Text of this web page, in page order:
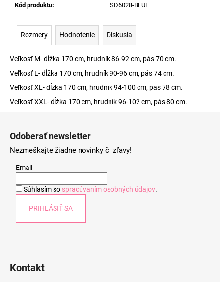
Kód produktu: SD6028-BLUE
Rozmery Hodnotenie Diskusia
Veľkosť M- dĺžka 170 cm, hrudník 86-92 cm, pás 70 cm.
Veľkosť L- dĺžka 170 cm, hrudník 90-96 cm, pás 74 cm.
Veľkosť XL- dĺžka 170 cm, hrudník 94-100 cm, pás 78 cm.
Veľkosť XXL- dĺžka 170 cm, hrudník 96-102 cm, pás 80 cm.
Odoberať newsletter
Nezmeškajte žiadne novinky či zľavy!
Email
Súhlasím so spracúvaním osobných údajov.
PRIHLÁSIŤ SA
Kontakt